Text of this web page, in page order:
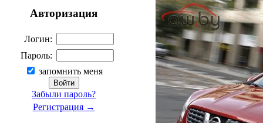
Авторизация
Логин:
Пароль:
запомнить меня
Забыли пароль?
Регистрация →